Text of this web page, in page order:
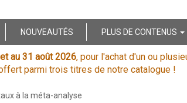
NOUVEAUTÉS PLUS DE CONTENUS
au 31 août 2026, pour l'achat d'un ou
parmi trois titres de notre catalogue !
à la méta-analyse